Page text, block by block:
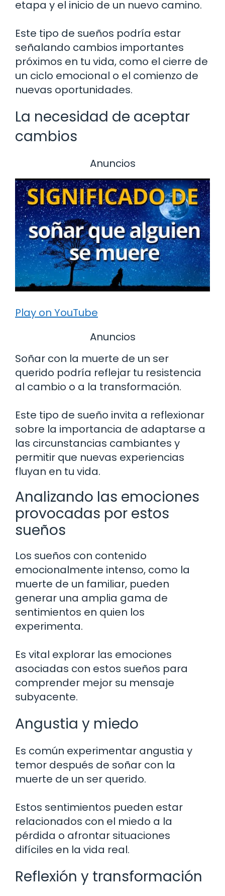
etapa y el inicio de un nuevo camino.
Este tipo de sueños podría estar
señalando cambios importantes
próximos en tu vida, como el cierre de
un ciclo emocional o el comienzo de
nuevas oportunidades.
La necesidad de aceptar
cambios
Anuncios
Play on YouTube
Anuncios
Soñar con la muerte de un ser
querido podría reflejar tu resistencia
al cambio o a la transformación.
Este tipo de sueño invita a reflexionar
sobre la importancia de adaptarse a
las circunstancias cambiantes y
permitir que nuevas experiencias
fluyan en tu vida.
Analizando las emociones
provocadas por estos
sueños
Los sueños con contenido
emocionalmente intenso, como la
muerte de un familiar, pueden
generar una amplia gama de
sentimientos en quien los
experimenta.
Es vital explorar las emociones
asociadas con estos sueños para
comprender mejor su mensaje
subyacente.
Angustia y miedo
Es común experimentar angustia y
temor después de soñar con la
muerte de un ser querido.
Estos sentimientos pueden estar
relacionados con el miedo a la
pérdida o afrontar situaciones
difíciles en la vida real.
Reflexión y transformación